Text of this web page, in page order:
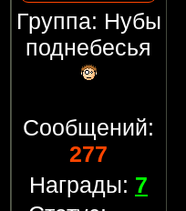
Группа: Нубы
поднебесья
Сообщений:
277
Награды: 7